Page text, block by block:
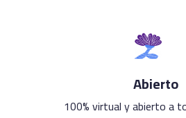
Abierto
100% virtual y abierto a